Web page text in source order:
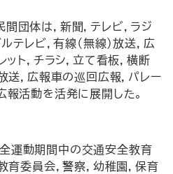
団体は，新聞，テレビ，ラジ
テレビ，有線（無線）放送，広
ット，チラシ，立て看板，横断
送，広報車の巡回広報，パレー
報活動を活発に展開した。
運動期間中の交通安全教育
育委員会，警察，幼稚園，保育